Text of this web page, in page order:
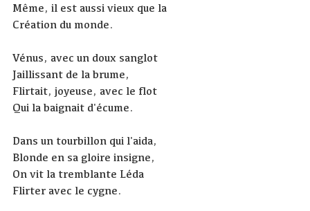
Même, il est aussi vieux que la
Création du monde.
Vénus, avec un doux sanglot
Jaillissant de la brume,
Flirtait, joyeuse, avec le flot
Qui la baignait d'écume.
Dans un tourbillon qui l'aida,
Blonde en sa gloire insigne,
On vit la tremblante Léda
Flirter avec le cygne.